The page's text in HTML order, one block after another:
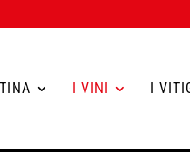
I VINI I